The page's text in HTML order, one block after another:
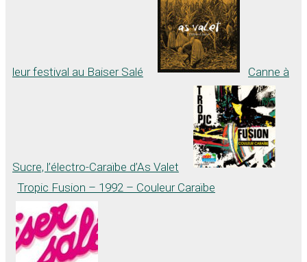
leur festival au Baiser Salé Canne à
Sucre, l’électro-Caraïbe d’As Valet
Tropic Fusion – 1992 – Couleur Caraïbe